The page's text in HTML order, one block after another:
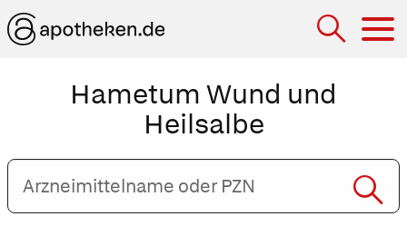
Hametum Wund und
Heilsalbe
Arzneimittelname
oder
PZN